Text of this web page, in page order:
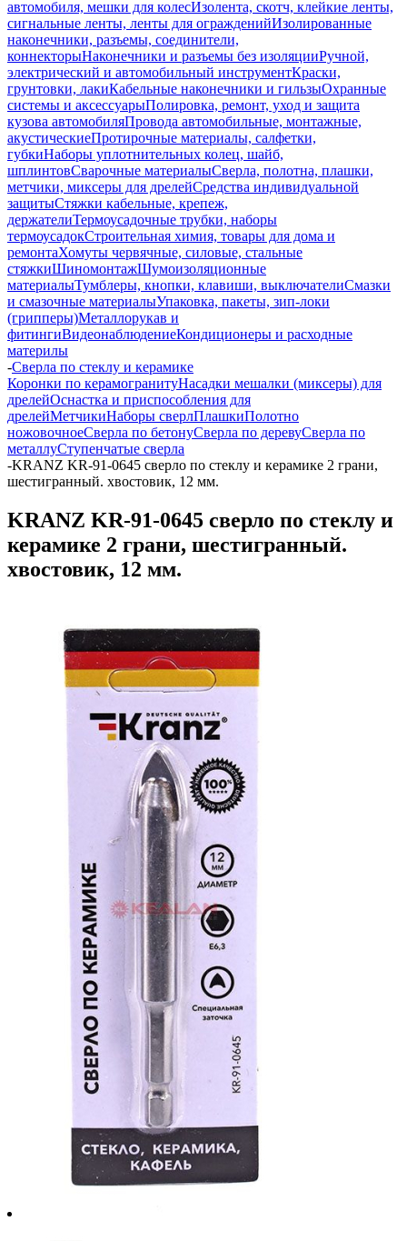
автомобиля, мешки для колесИзолента, скотч, клейкие ленты,
сигнальные ленты, ленты для огражденийИзолированные
наконечники, разъемы, соединители,
коннекторыНаконечники и разъемы без изоляцииРучной,
электрический и автомобильный инструментКраски,
грунтовки, лакиКабельные наконечники и гильзыОхранные
системы и аксессуарыПолировка, ремонт, уход и защита
кузова автомобиляПровода автомобильные, монтажные,
акустическиеПротирочные материалы, салфетки,
губкиНаборы уплотнительных колец, шайб,
шплинтовСварочные материалыСверла, полотна, плашки,
метчики, миксеры для дрелейСредства индивидуальной
защитыСтяжки кабельные, крепеж,
держателиТермоусадочные трубки, наборы
термоусадокСтроительная химия, товары для дома и
ремонтаХомуты червячные, силовые, стальные
стяжкиШиномонтажШумоизоляционные
материалыТумблеры, кнопки, клавиши, выключателиСмазки
и смазочные материалыУпаковка, пакеты, зип-локи
(грипперы)Металлорукав и
фитингиВидеонаблюдениеКондиционеры и расходные
материлы
-Сверла по стеклу и керамике
Коронки по керамогранитуНасадки мешалки (миксеры) для
дрелейОснастка и приспособления для
дрелейМетчикиНаборы сверлПлашкиПолотно
ножовочноеСверла по бетонуСверла по деревуСверла по
металлуСтупенчатые сверла
-KRANZ KR-91-0645 cверло по стеклу и керамике 2 грани,
шестигранный. хвостовик, 12 мм.
KRANZ KR-91-0645 cверло по стеклу и
керамике 2 грани, шестигранный.
хвостовик, 12 мм.